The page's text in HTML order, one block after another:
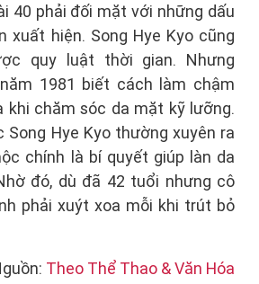
40 phải đối mặt với những dấu
xuất hiện. Song Hye Kyo cũng
quy luật thời gian. Nhưng
1981 biết cách làm chậm
khi chăm sóc da mặt kỹ lưỡng.
Song Hye Kyo thường xuyên ra
chính là bí quyết giúp làn da
đó, dù đã 42 tuổi nhưng cô
phải xuýt xoa mỗi khi trút bỏ
Theo Thể Thao & Văn Hóa